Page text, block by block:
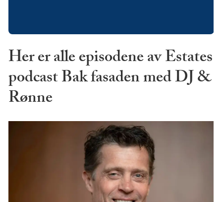
Her er alle episodene av Estates
podcast Bak fasaden med DJ &
Rønne